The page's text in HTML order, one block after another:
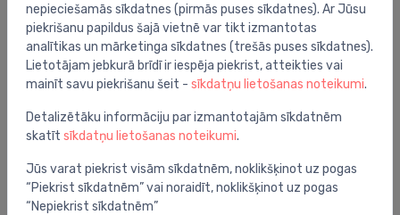
aerators Finoris M16.5 x1 (5 l/min)
Jums varētu arī interesēt
nepieciešamās sīkdatnes (pirmās puses sīkdatnes). Ar Jūsu
piekrišanu papildus šajā vietnē var tikt izmantotas
analītikas un mārketinga sīkdatnes (trešās puses sīkdatnes).
Lietotājam jebkurā brīdī ir iespēja piekrist, atteikties vai
mainīt savu piekrišanu šeit - sīkdatņu lietošanas noteikumi.
Detalizētāku informāciju par izmantotajām sīkdatnēm
skatīt sīkdatņu lietošanas noteikumi.
Jūs varat piekrist visām sīkdatnēm, noklikšķinot uz pogas
“Piekrist sīkdatnēm” vai noraidīt, noklikšķinot uz pogas
“Nepiekrist sīkdatnēm”